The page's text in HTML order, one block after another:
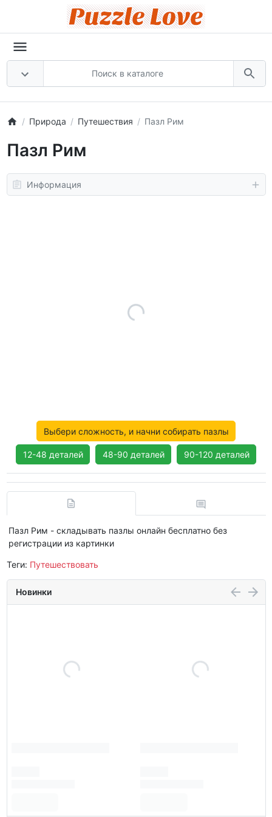
Природа Путешествия Пазл Рим
Пазл Рим
Информация
Выбери сложность, и начни собирать пазлы
12-48 деталей 48-90 деталей 90-120 деталей
Пазл Рим - складывать пазлы онлайн бесплатно без
регистрации из картинки
Теги: Путешествовать
Новинки